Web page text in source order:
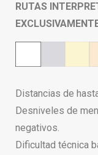
RUTAS
Distancias de
Desniveles de
negativos.
Dificultad técnica